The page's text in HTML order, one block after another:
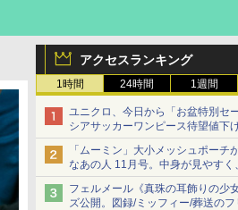
アクセスランキング
1時間 24時間 1週間
ユニクロ、今日から「お盆特別セ
シアサッカーワンピース待望値下
ショーツは1990円に
「ムーミン」大小メッシュポーチ
なあの人 11月号。中身が見やすく
も使える
フェルメール《真珠の耳飾りの少
ズ公開。図録/ミッフィー/葬送のフ